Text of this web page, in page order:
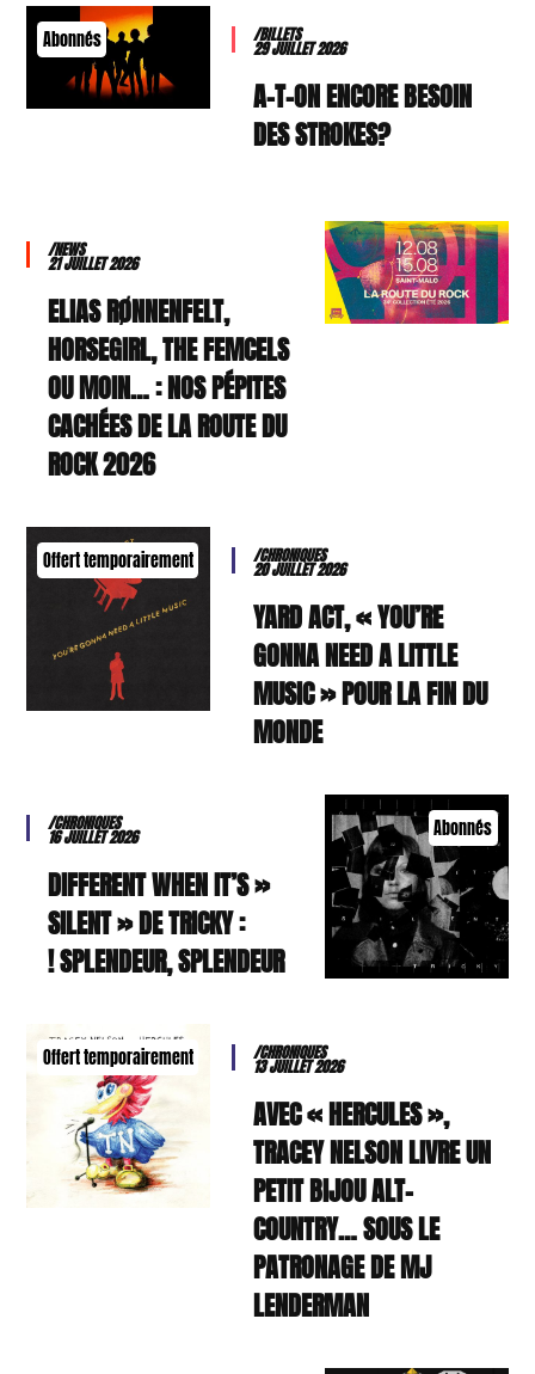
Abonnés /BILLETS
29 JUILLET 2026
A-T-ON ENCORE BESOIN
DES STROKES?
/NEWS
21 JUILLET 2026
ELIAS RØNNENFELT,
HORSEGIRL, THE FEMCELS
OU MOIN… : NOS PÉPITES
CACHÉES DE LA ROUTE DU
ROCK 2026
Offert temporairement /CHRONIQUES
20 JUILLET 2026
YARD ACT, « YOU’RE
GONNA NEED A LITTLE
MUSIC » POUR LA FIN DU
MONDE
Abonnés
/CHRONIQUES
16 JUILLET 2026
« DIFFERENT WHEN IT’S
SILENT » DE TRICKY :
SPLENDEUR, SPLENDEUR !
Offert temporairement /CHRONIQUES
13 JUILLET 2026
AVEC « HERCULES »,
TRACEY NELSON LIVRE UN
PETIT BIJOU ALT-
COUNTRY… SOUS LE
PATRONAGE DE MJ
LENDERMAN